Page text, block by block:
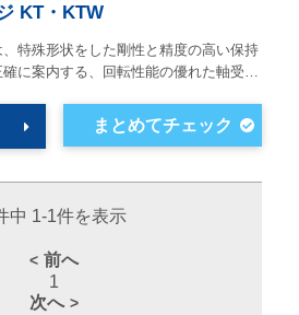
KT・KTW
、特殊形状をした剛性と精度の高い保持
に案内する、回転性能の優れた軸受…
中 1-1件を表示
前へ
1
次へ